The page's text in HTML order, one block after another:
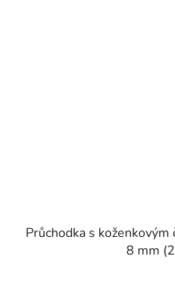
Průchodka s
8 mm